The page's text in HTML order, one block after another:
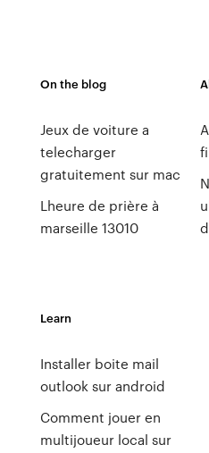
On the blog
Jeux de voiture a
telecharger
gratuitement sur mac
Lheure de prière à
marseille 13010
Learn
Installer boite mail
outlook sur android
Comment jouer en
multijoueur local sur